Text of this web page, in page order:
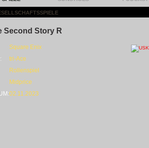
Second Story R
Square Enix
tri-Ace
Rollenspiel
Midprice
02.11.2023